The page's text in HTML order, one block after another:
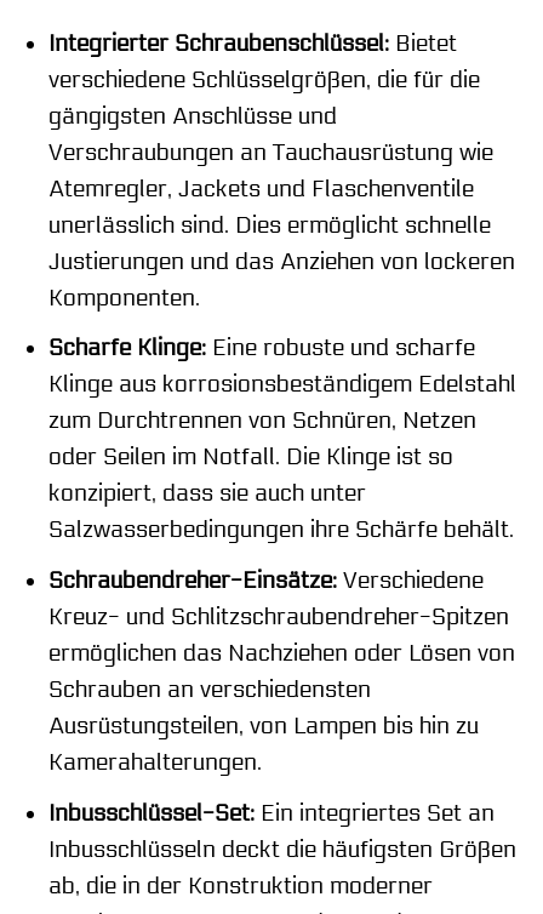
Integrierter Schraubenschlüssel:Bietet
verschiedene Schlüsselgrößen, die für die
gängigsten Anschlüsse und
Verschraubungen an Tauchausrüstung wie
Atemregler, Jackets und Flaschenventile
unerlässlich sind. Dies ermöglicht schnelle
Justierungen und das Anziehen von lockeren
Komponenten.
Scharfe Klinge:Eine robuste und scharfe
Klinge aus korrosionsbeständigem Edelstahl
zum Durchtrennen von Schnüren, Netzen
oder Seilen im Notfall. Die Klinge ist so
konzipiert, dass sie auch unter
Salzwasserbedingungen ihre Schärfe behält.
Schraubendreher-Einsätze:Verschiedene
Kreuz- und Schlitzschraubendreher-Spitzen
ermöglichen das Nachziehen oder Lösen von
Schrauben an verschiedensten
Ausrüstungsteilen, von Lampen bis hin zu
Kamerahalterungen.
Inbusschlüssel-Set:Ein integriertes Set an
Inbusschlüsseln deckt die häufigsten Größen
ab, die in der Konstruktion moderner